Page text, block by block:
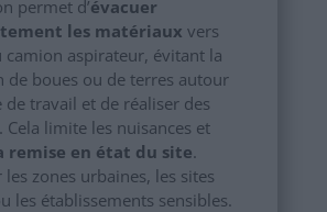
permet d’évacuer
les matériaux vers
camion aspirateur, évitant la
de boues ou de terres autour
de travail et de réaliser des
Cela limite les nuisances et
remise en état du site.
les zones urbaines, les sites
les établissements sensibles.